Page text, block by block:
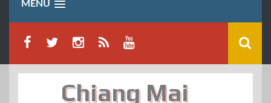
MENU
Chiang Mai